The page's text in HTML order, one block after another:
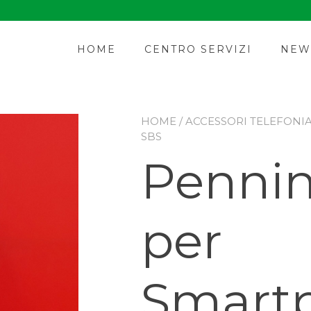
HOME CENTRO SERVIZI
HOME /ACCESSORI
SBS
per